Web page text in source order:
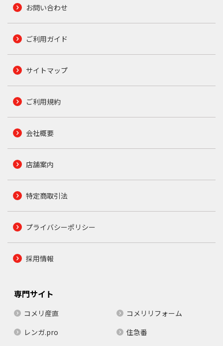
お問い合わせ
ご利用ガイド
サイトマップ
ご利用規約
会社概要
店舗案内
特定商取引法
プライバシーポリシー
採用情報
専門サイト
コメリ産直
コメリリフォーム
レンガ.pro
住急番